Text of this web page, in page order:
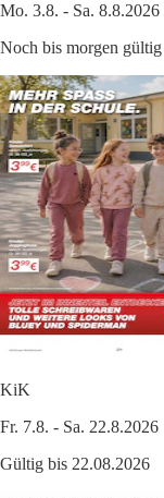
Mo. 3.8. - Sa. 8.8.2026
Noch bis morgen gültig
KiK
Fr. 7.8. - Sa. 22.8.2026
Gültig bis 22.08.2026